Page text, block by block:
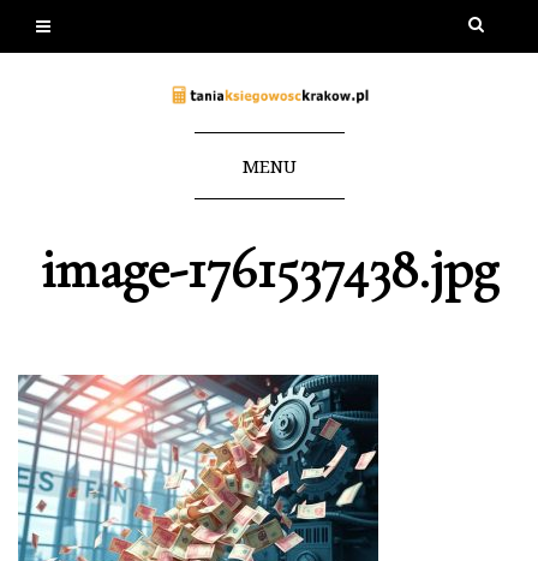
MENU
image-1761537438.jpg